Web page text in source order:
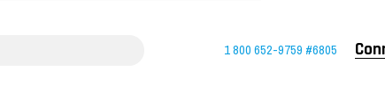
1 800 652-9759 #6805